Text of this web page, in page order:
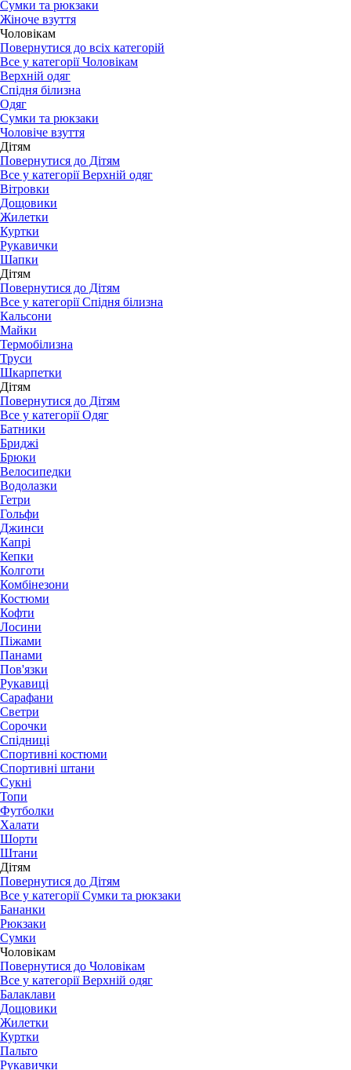
Сумки та рюкзаки
Жіноче взуття
Чоловікам
Повернутися до всіх категорій
Все у категорії Чоловікам
Верхній одяг
Спідня білизна
Одяг
Сумки та рюкзаки
Чоловіче взуття
Дітям
Повернутися до Дітям
Все у категорії Верхній одяг
Вітровки
Дощовики
Жилетки
Куртки
Рукавички
Шапки
Дітям
Повернутися до Дітям
Все у категорії Спідня білизна
Кальсони
Майки
Термобілизна
Труси
Шкарпетки
Дітям
Повернутися до Дітям
Все у категорії Одяг
Батники
Бриджі
Брюки
Велосипедки
Водолазки
Гетри
Гольфи
Джинси
Капрі
Кепки
Колготи
Комбінезони
Костюми
Кофти
Лосини
Піжами
Панами
Пов'язки
Рукавиці
Сарафани
Светри
Сорочки
Спідниці
Спортивні костюми
Спортивні штани
Сукні
Топи
Футболки
Халати
Шорти
Штани
Дітям
Повернутися до Дітям
Все у категорії Сумки та рюкзаки
Бананки
Рюкзаки
Сумки
Чоловікам
Повернутися до Чоловікам
Все у категорії Верхній одяг
Балаклави
Дощовики
Жилетки
Куртки
Пальто
Рукавички